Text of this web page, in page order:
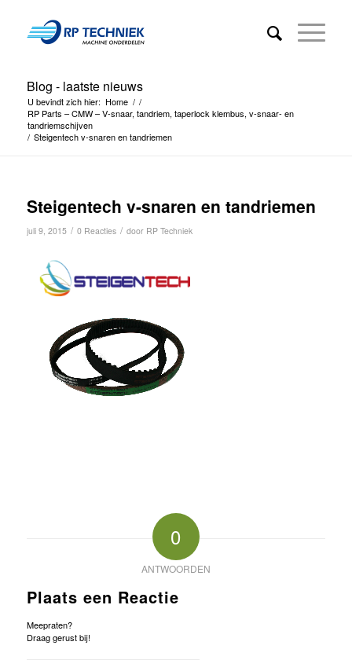
Blog - laatste nieuws
U bevindt zich hier: Home / /
RP Parts – CMW – V-snaar, tandriem, taperlock klembus, v-snaar- en
tandriemschijven
/ Steigentech v-snaren en tandriemen
Steigentech v-snaren en tandriemen
juli 9, 2015 / 0 Reacties / door RP Techniek
0
ANTWOORDEN
Plaats een Reactie
Meepraten?
Draag gerust bij!